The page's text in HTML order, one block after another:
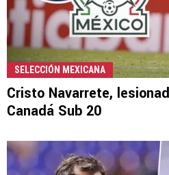
SELECCIÓN MEXICANA
Cristo Navarrete,
Canadá Sub 20